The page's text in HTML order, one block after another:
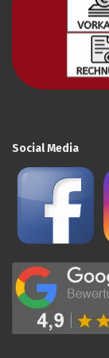
Social Media